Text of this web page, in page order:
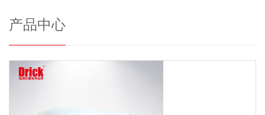
产品中心